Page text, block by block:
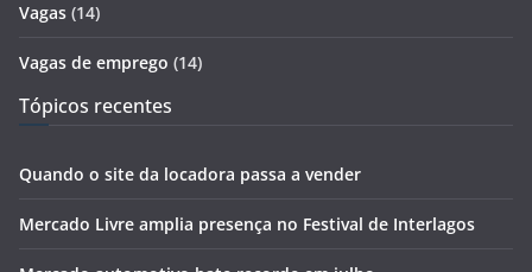
Vagas (14)
Vagas de emprego (14)
Tópicos recentes
Quando o site da locadora passa a vender
Mercado Livre amplia presença no Festival de Interlagos